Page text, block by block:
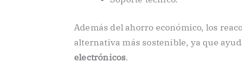
Además del ahorro económico, los
alternativa más sostenible, ya que
electrónicos.